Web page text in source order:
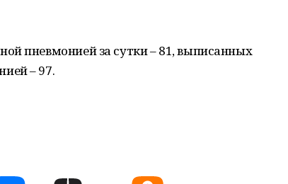
пневмонией за сутки – 81, выписанных
– 97.